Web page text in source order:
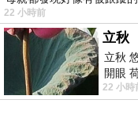
22 小時前
立秋
立秋
開眼
望 風
22 小時